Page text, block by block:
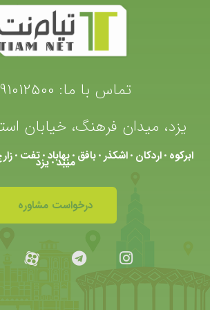
تماس با ما:
یزد، میدان فرهنگ، خیابان
ابرکوه •اردکان •اشکذر •بافق •بهاباد •تفت • میبد•یزد
درخواست مشاوره